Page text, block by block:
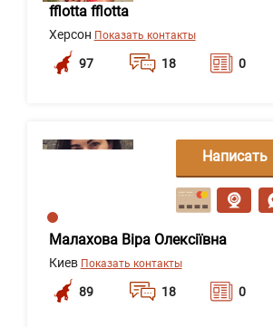
fflotta fflotta
Херсон Показать контакты
97 18 0
Малахова Віра Олексіївна
Киев Показать контакты
89 18 0
Написать
сообщение